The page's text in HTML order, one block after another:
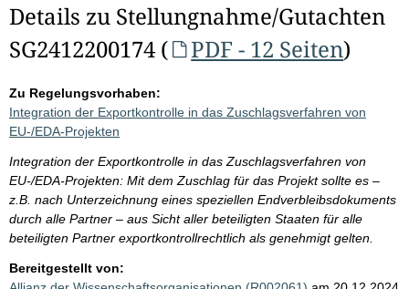
Details zu Stellungnahme/Gutachten
SG2412200174 (
PDF - 12 Seiten)
Zu Regelungsvorhaben:
Integration der Exportkontrolle in das Zuschlagsverfahren von
EU-/EDA-Projekten
Integration der Exportkontrolle in das Zuschlagsverfahren von
EU-/EDA-Projekten: Mit dem Zuschlag für das Projekt sollte es –
z.B. nach Unterzeichnung eines speziellen Endverbleibsdokuments
durch alle Partner – aus Sicht aller beteiligten Staaten für alle
beteiligten Partner exportkontrollrechtlich als genehmigt gelten.
Bereitgestellt von: